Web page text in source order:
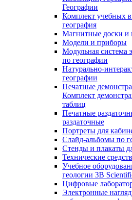
Географии
Комплект учебных
география
Магнитные доски и
Модели и приборы
Модульная система
по географии
Натурально-
географии
Печатные
Комплект
таблиц
Печатные
раздаточные
Портреты для
Слайд-альбомы по
Стенды и плакаты
Технические
Учебное
геологии 3B
Цифровые
Электронные